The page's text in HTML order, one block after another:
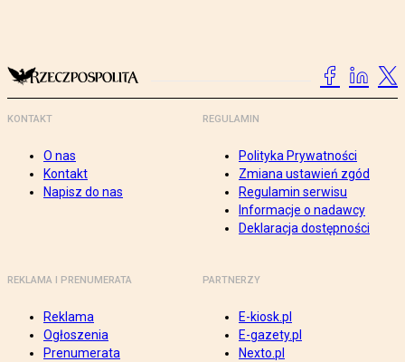
KONTAKT
O nas
Kontakt
Napisz do nas
REGULAMIN
Polityka Prywatności
Zmiana ustawień zgód
Regulamin serwisu
Informacje o nadawcy
Deklaracja dostępności
REKLAMA I PRENUMERATA
Reklama
Ogłoszenia
Prenumerata
PARTNERZY
E-kiosk.pl
E-gazety.pl
Nexto.pl